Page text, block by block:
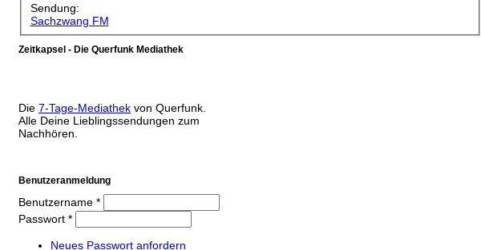
Sendung:
Sachzwang FM
Zeitkapsel - Die Querfunk Mediathek
Die 7-Tage-Mediathek von Querfunk.
Alle Deine Lieblingssendungen zum
Nachhören.
Benutzeranmeldung
Benutzername *
Passwort *
Neues Passwort anfordern